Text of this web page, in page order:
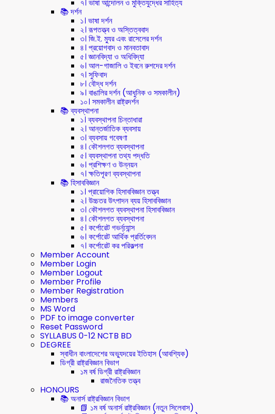
৭। ভাষা আন্দোলন ও মুক্তিযুদ্ধের সাহিত্য
📚 দর্শন
১। ভাষা দর্শন
২। রূপতত্ত্ব ও অস্তিত্ববাদ
৩। জি.ই. ম্যুর এবং রাসেলের দর্শন
৪। প্রয়োগবাদ ও মানবতাবাদ
৫। জ্ঞানবিদ্যা ও অধিবিদ্যা
৬। আল-গাজালি ও ইবনে রুশদের দর্শন
৭। সুফিবাদ
৮। বৌদ্ধ দর্শন
৯। বাঙালির দর্শন (আধুনিক ও সমকালীন)
১০। সমকালীন রাষ্ট্রদর্শন
📚 ব্যবস্থাপনা
১। ব্যবস্থাপনা চিন্তাধারা
২। আন্তর্জাতিক ব্যবসায়
৩। ব্যবসায় গবেষণা
৪। কৌশলগত ব্যবস্থাপনা
৫। ব্যবস্থাপনা তথ্য পদ্ধতি
৬। প্রশিক্ষণ ও উন্নয়ন
৭। ক্ষতিপূরণ ব্যবস্থাপনা
📚 হিসাববিজ্ঞান
১। প্রায়োগিক হিসাববিজ্ঞান তত্ত্ব
২। উচ্চতর উৎপাদন ব্যয় হিসাববিজ্ঞান
৩। কৌশলগত ব্যবস্থাপনা হিসাববিজ্ঞান
৪। কৌশলগত ব্যবস্থাপনা
৫। কর্পোরেট গভর্ন্য্যান্স
৬। কর্পোরেট আর্থিক প্রর্তিবেদন
৭। কর্পোরেট কর পরিকল্পনা
Member Account
Member Login
Member Logout
Member Profile
Member Registration
Members
MS Word
PDF to image converter
Reset Password
SYLLABUS 0-12 NCTB BD
DEGREE
স্বাধীন বাংলাদেশের অভ্যুদয়ের ইতিহাস (আবশ্যিক)
ডিগ্রী রাষ্ট্রবিজ্ঞান বিভাগ
১ম বর্ষ ডিগ্রী রাষ্ট্রবিজ্ঞান
রাজনৈতিক তত্ত্ব
HONOURS
📚 অনার্স রাষ্ট্রবিজ্ঞান বিভাগ
📗 ১ম বর্ষ অনার্স রাষ্ট্রবিজ্ঞান (নতুন সিলেবাস)